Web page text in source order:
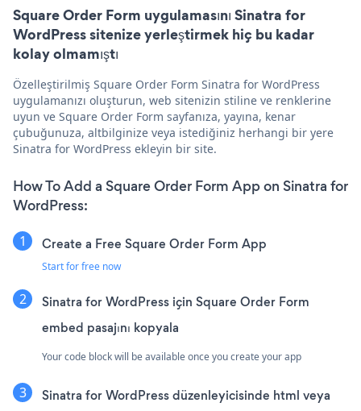
Square Order Form uygulamasını Sinatra for
WordPress sitenize yerleştirmek hiç bu kadar
kolay olmamıştı
Özelleştirilmiş Square Order Form Sinatra for WordPress
uygulamanızı oluşturun, web sitenizin stiline ve renklerine
uyun ve Square Order Form sayfanıza, yayına, kenar
çubuğunuza, altbilginize veya istediğiniz herhangi bir yere
Sinatra for WordPress ekleyin bir site.
How To Add a Square Order Form App on Sinatra for
WordPress:
Create a Free Square Order Form App
Start for free now
Sinatra for WordPress için Square Order Form
embed pasajını kopyala
Your code block will be available once you create your app
Sinatra for WordPress düzenleyicisinde html veya